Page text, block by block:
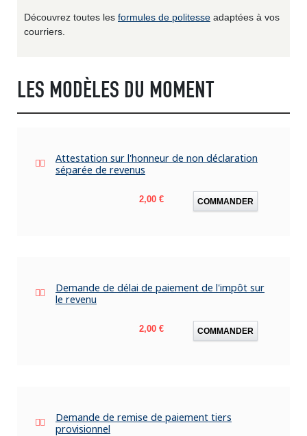
Découvrez toutes les formules de politesse adaptées à vos
courriers.
LES MODÈLES DU MOMENT
Attestation sur l'honneur de non déclaration
séparée de revenus
Prix
2,00 € COMMANDER
Demande de délai de paiement de l'impôt sur
le revenu
Prix
2,00 € COMMANDER
Demande de remise de paiement tiers
provisionnel